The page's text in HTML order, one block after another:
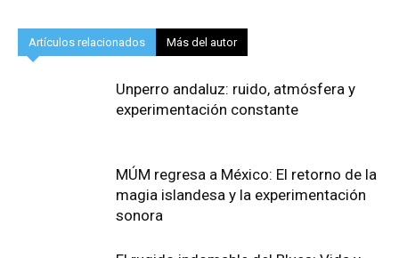
Artículos relacionados Más del autor
Unperro andaluz: ruido, atmósfera y
experimentación constante
MÚM regresa a México: El retorno de la
magia islandesa y la experimentación
sonora